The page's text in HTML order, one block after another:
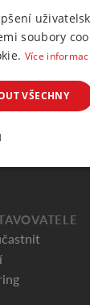
soubory
Více
VŠECHNY